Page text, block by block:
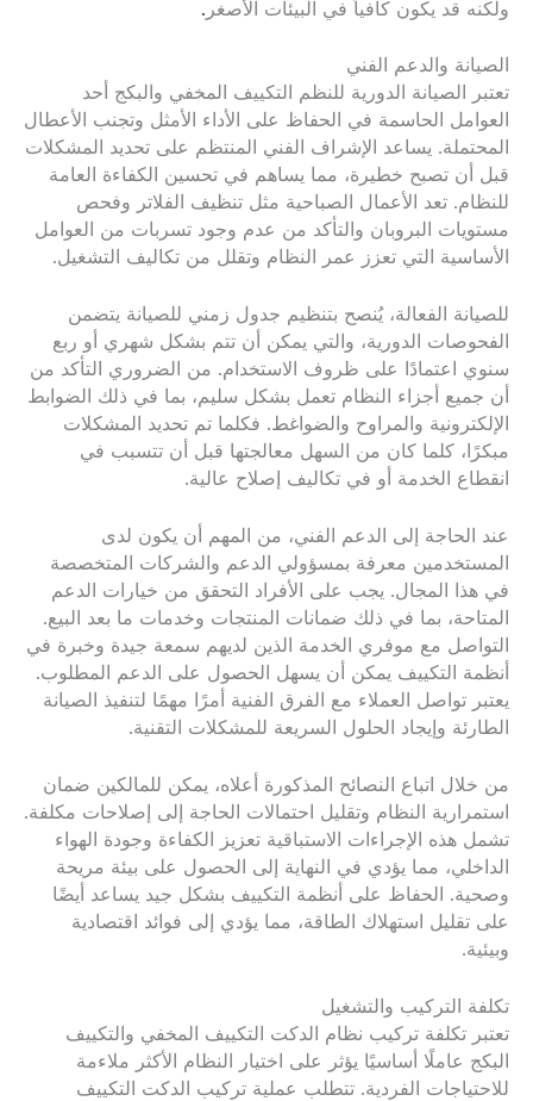
ولكنه قد يكون كافياً في البيئات الأصغر .
الصيانة والدعم الفني
تعتبر الصيانة الدورية للنظم التكييف المخفي والبكج أحد
العوامل الحاسمة في الحفاظ على الأداء الأمثل وتجنب الأعطال
المحتملة. يساعد الإشراف الفني المنتظم على تحديد المشكلات
قبل أن تصبح خطيرة، مما يساهم في تحسين الكفاءة العامة
للنظام. تعد الأعمال الصباحية مثل تنظيف الفلاتر وفحص
مستويات البروبان والتأكد من عدم وجود تسربات من العوامل
الأساسية التي تعزز عمر النظام وتقلل من تكاليف التشغيل.
للصيانة الفعالة، يُنصح بتنظيم جدول زمني للصيانة يتضمن
الفحوصات الدورية، والتي يمكن أن تتم بشكل شهري أو ربع
سنوي اعتمادًا على ظروف الاستخدام. من الضروري التأكد من
أن جميع أجزاء النظام تعمل بشكل سليم، بما في ذلك الضوابط
الإلكترونية والمراوح والضواغط. فكلما تم تحديد المشكلات
مبكرًا، كلما كان من السهل معالجتها قبل أن تتسبب في
انقطاع الخدمة أو في تكاليف إصلاح عالية.
عند الحاجة إلى الدعم الفني، من المهم أن يكون لدى
المستخدمين معرفة بمسؤولي الدعم والشركات المتخصصة
في هذا المجال. يجب على الأفراد التحقق من خيارات الدعم
المتاحة، بما في ذلك ضمانات المنتجات وخدمات ما بعد البيع.
التواصل مع موفري الخدمة الذين لديهم سمعة جيدة وخبرة في
أنظمة التكييف يمكن أن يسهل الحصول على الدعم المطلوب.
يعتبر تواصل العملاء مع الفرق الفنية أمرًا مهمًا لتنفيذ الصيانة
الطارئة وإيجاد الحلول السريعة للمشكلات التقنية.
من خلال اتباع النصائح المذكورة أعلاه، يمكن للمالكين ضمان
استمرارية النظام وتقليل احتمالات الحاجة إلى إصلاحات مكلفة.
تشمل هذه الإجراءات الاستباقية تعزيز الكفاءة وجودة الهواء
الداخلي، مما يؤدي في النهاية إلى الحصول على بيئة مريحة
وصحية. الحفاظ على أنظمة التكييف بشكل جيد يساعد أيضًا
على تقليل استهلاك الطاقة، مما يؤدي إلى فوائد اقتصادية
وبيئية.
تكلفة التركيب والتشغيل
تعتبر تكلفة تركيب نظام الدكت التكييف المخفي والتكييف
البكج عاملًا أساسيًا يؤثر على اختيار النظام الأكثر ملاءمة
للاحتياجات الفردية. تتطلب عملية تركيب الدكت التكييف